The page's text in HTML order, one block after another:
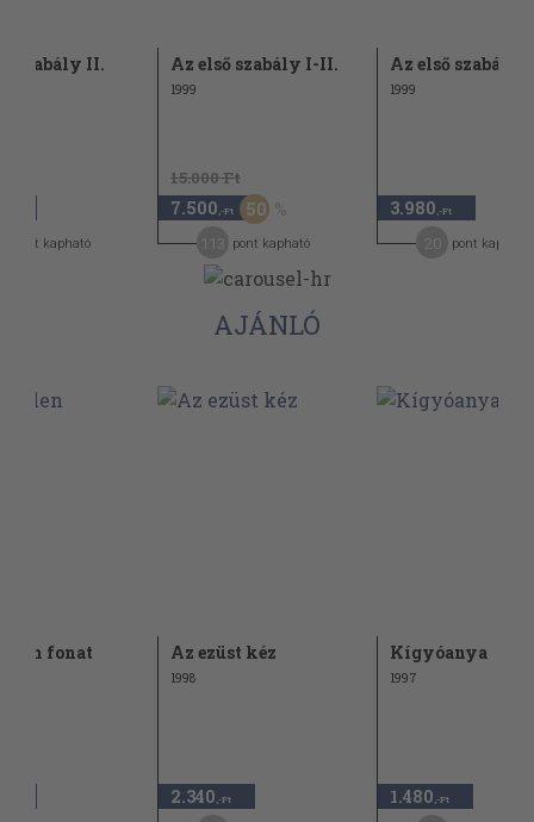
szabály II.
pont kapható
Az első szabály I-II.
1999
15.000 Ft
7.500 ,-Ft 50
pont kapható
Az első szabály
1999
3.980 ,-Ft
pont kapható
AJÁNLÓ
fonat Az ezüst kéz
1998
2.340 ,-Ft
Kígyóanya
1997
1.480 ,-Ft